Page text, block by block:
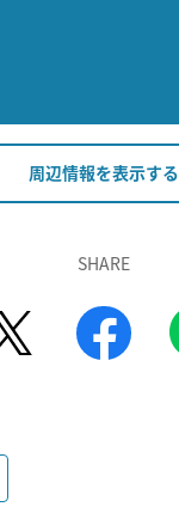
周辺情報を表示する
SHARE